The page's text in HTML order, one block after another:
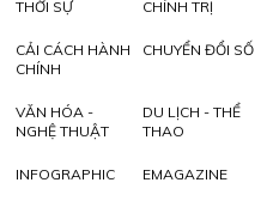
THỜI SỰ CHÍNH TRỊ
CẢI CÁCH HÀNH
CHÍNH
CHUYỂN ĐỔI SỐ
VĂN HÓA -
NGHỆ THUẬT
DU LỊCH - THỂ
THAO
INFOGRAPHIC EMAGAZINE